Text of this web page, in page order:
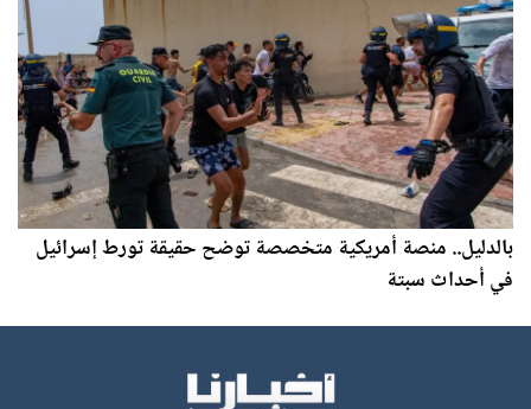
بالدليل.. منصة أمريكية متخصصة توضح حقيقة تورط إسرائيل
في أحداث سبتة